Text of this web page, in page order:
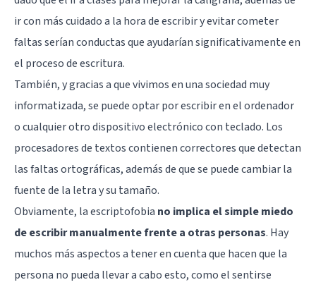
ir con más cuidado a la hora de escribir y evitar cometer
faltas serían conductas que ayudarían significativamente en
el proceso de escritura.
También, y gracias a que vivimos en una sociedad muy
informatizada, se puede optar por escribir en el ordenador
o cualquier otro dispositivo electrónico con teclado. Los
procesadores de textos contienen correctores que detectan
las faltas ortográficas, además de que se puede cambiar la
fuente de la letra y su tamaño.
Obviamente, la escriptofobia no implica el simple miedo
de escribir manualmente frente a otras personas. Hay
muchos más aspectos a tener en cuenta que hacen que la
persona no pueda llevar a cabo esto, como el sentirse